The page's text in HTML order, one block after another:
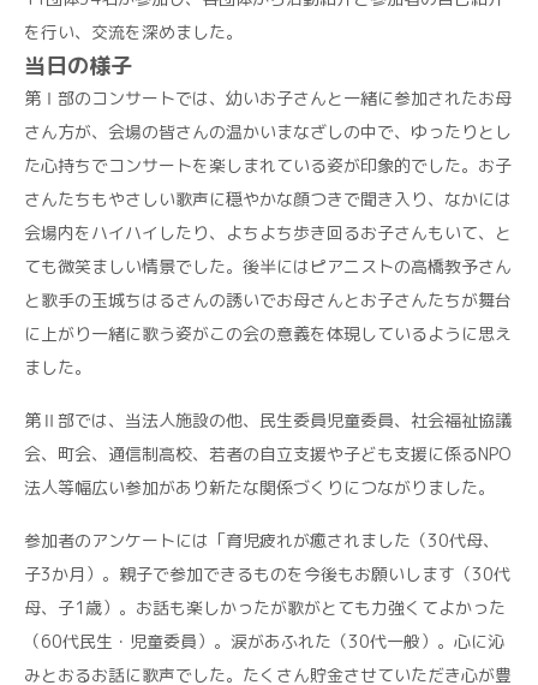
を行い、交流を深めました。
当日の様子
第Ⅰ部のコンサートでは、幼いお子さんと一緒に参加されたお母
さん方が、会場の皆さんの温かいまなざしの中で、ゆったりとし
た心持ちでコンサートを楽しまれている姿が印象的でした。お子
さんたちもやさしい歌声に穏やかな顔つきで聞き入り、なかには
会場内をハイハイしたり、よちよち歩き回るお子さんもいて、と
ても微笑ましい情景でした。後半にはピアニストの高橋教予さん
と歌手の玉城ちはるさんの誘いでお母さんとお子さんたちが舞台
に上がり一緒に歌う姿がこの会の意義を体現しているように思え
ました。
第Ⅱ部では、当法人施設の他、民生委員児童委員、社会福祉協議
会、町会、通信制高校、若者の自立支援や子ども支援に係るNPO
法人等幅広い参加があり新たな関係づくりにつながりました。
参加者のアンケートには「育児疲れが癒されました（30代母、
子3か月）。親子で参加できるものを今後もお願いします（30代
母、子1歳）。お話も楽しかったが歌がとても力強くてよかった
（60代民生・児童委員）。涙があふれた（30代一般）。心に沁
みとおるお話に歌声でした。たくさん貯金させていただき心が豊